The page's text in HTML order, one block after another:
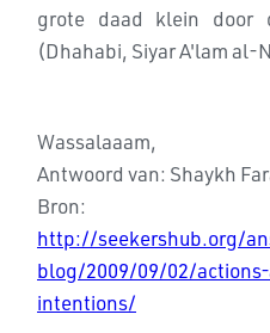
grote daad klein door
(Dhahabi, Siyar A'lam al-
Wassalaaam,
Antwoord van: Shaykh
Bron:
http://seekershub.org/
blog/2009/09/02/
intentions/